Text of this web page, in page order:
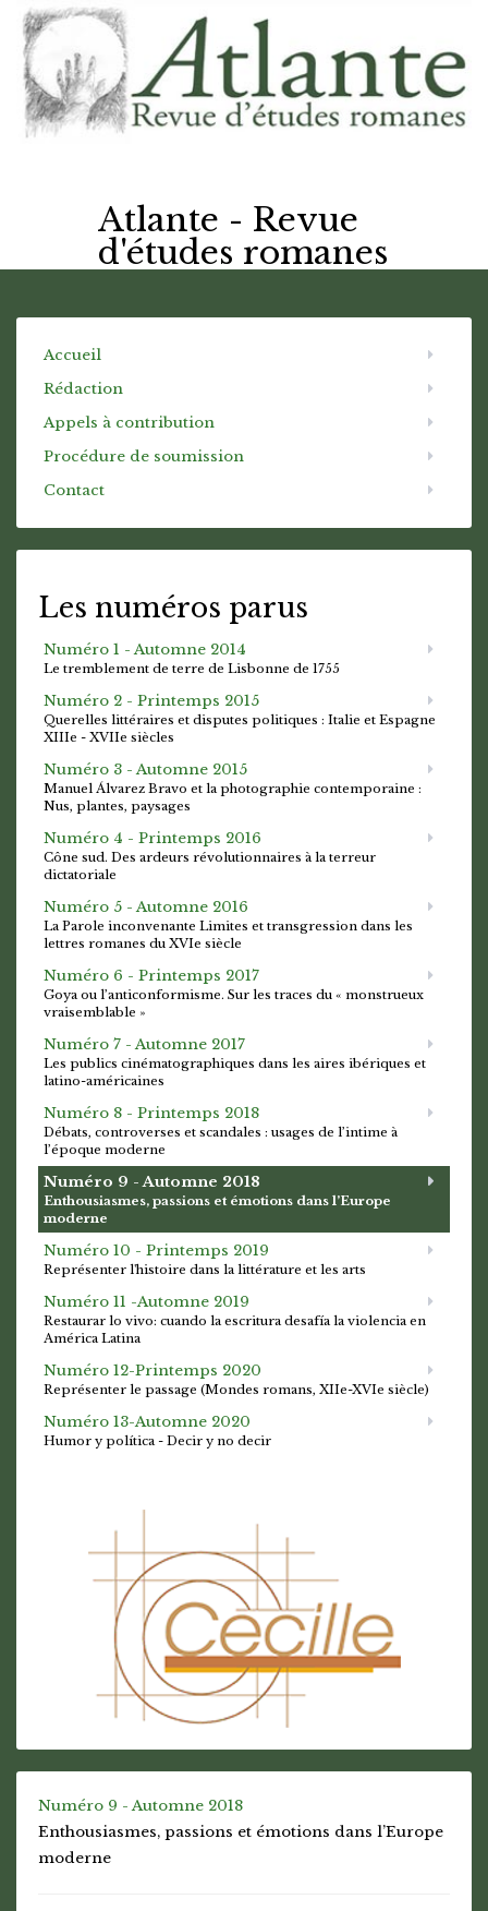
Atlante - Revue
d'études romanes
Accueil
Rédaction
Appels à contribution
Procédure de soumission
Contact
Les numéros parus
Numéro 1 - Automne 2014
Le tremblement de terre de Lisbonne de 1755
Numéro 2 - Printemps 2015
Querelles littéraires et disputes politiques : Italie et Espagne
XIIIe - XVIIe siècles
Numéro 3 - Automne 2015
Manuel Álvarez Bravo et la photographie contemporaine :
Nus, plantes, paysages
Numéro 4 - Printemps 2016
Cône sud. Des ardeurs révolutionnaires à la terreur
dictatoriale
Numéro 5 - Automne 2016
La Parole inconvenante Limites et transgression dans les
lettres romanes du XVIe siècle
Numéro 6 - Printemps 2017
Goya ou l’anticonformisme. Sur les traces du « monstrueux
vraisemblable »
Numéro 7 - Automne 2017
Les publics cinématographiques dans les aires ibériques et
latino-américaines
Numéro 8 - Printemps 2018
Débats, controverses et scandales : usages de l’intime à
l’époque moderne
Numéro 9 - Automne 2018
Enthousiasmes, passions et émotions dans l’Europe
moderne
Numéro 10 - Printemps 2019
Représenter l'histoire dans la littérature et les arts
Numéro 11 -Automne 2019
Restaurar lo vivo: cuando la escritura desafía la violencia en
América Latina
Numéro 12-Printemps 2020
Représenter le passage (Mondes romans, XIIe-XVIe siècle)
Numéro 13-Automne 2020
Humor y política - Decir y no decir
Numéro 9 - Automne 2018
Enthousiasmes, passions et émotions dans l’Europe
moderne